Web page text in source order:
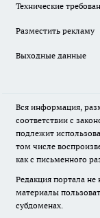
Технические
Разместить рекламу
Выходные данные
Вся информация,
соответствии с
подлежит
том числе
как с письменного
Редакция портала не
материалы
субдоменах.